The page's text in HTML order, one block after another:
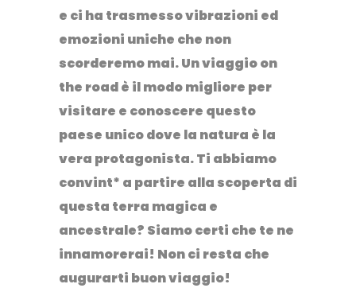
e ci ha trasmesso vibrazioni ed
emozioni uniche che non
scorderemo mai. Un viaggio on
the road è il modo migliore per
visitare e conoscere questo
paese unico dove la natura è la
vera protagonista. Ti abbiamo
convint* a partire alla scoperta di
questa terra magica e
ancestrale? Siamo certi che te ne
innamorerai! Non ci resta che
augurarti buon viaggio!